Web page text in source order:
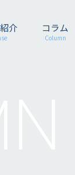
介 コラム
Column